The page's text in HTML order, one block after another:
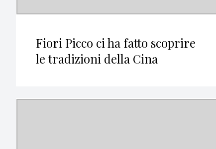
Fiori Picco ci ha fatto scoprire
le tradizioni della Cina